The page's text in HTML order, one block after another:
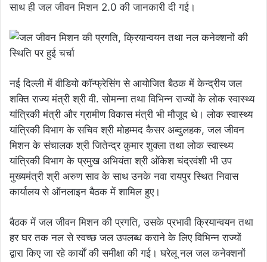
साथ ही जल जीवन मिशन 2.0 की जानकारी दी गई।
नई दिल्ली में वीडियो कॉन्फ्रेसिंग से आयोजित बैठक में केन्द्रीय जल
शक्ति राज्य मंत्री श्री वी. सोमन्ना तथा विभिन्न राज्यों के लोक स्वास्थ्य
यांत्रिकी मंत्री और ग्रामीण विकास मंत्री भी मौजूद थे। लोक स्वास्थ्य
यांत्रिकी विभाग के सचिव श्री मोहम्मद कैसर अब्दुलहक, जल जीवन
मिशन के संचालक श्री जितेन्द्र कुमार शुक्ला तथा लोक स्वास्थ्य
यांत्रिकी विभाग के प्रमुख अभियंता श्री ओंकेश चंद्रवंशी भी उप
मुख्यमंत्री श्री अरुण साव के साथ उनके नवा रायपुर स्थित निवास
कार्यालय से ऑनलाइन बैठक में शामिल हुए।
बैठक में जल जीवन मिशन की प्रगति, उसके प्रभावी क्रियान्वयन तथा
हर घर तक नल से स्वच्छ जल उपलब्ध कराने के लिए विभिन्न राज्यों
द्वारा किए जा रहे कार्यों की समीक्षा की गई। घरेलू नल जल कनेक्शनों